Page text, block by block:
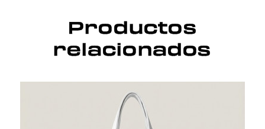
Productos
relacionados